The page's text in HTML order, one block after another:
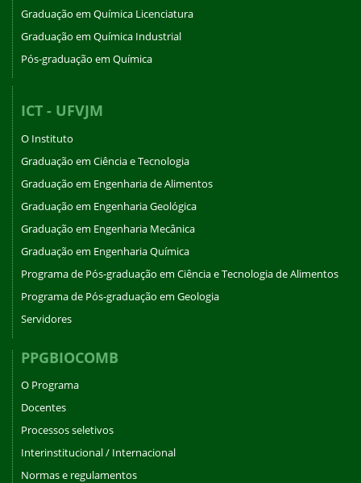
Graduação em Química Licenciatura
Graduação em Química Industrial
Pós-graduação em Química
ICT - UFVJM
O Instituto
Graduação em Ciência e Tecnologia
Graduação em Engenharia de Alimentos
Graduação em Engenharia Geológica
Graduação em Engenharia Mecânica
Graduação em Engenharia Química
Programa de Pós-graduação em Ciência e Tecnologia de Alimentos
Programa de Pós-graduação em Geologia
Servidores
PPGBIOCOMB
O Programa
Docentes
Processos seletivos
Interinstitucional / Internacional
Normas e regulamentos